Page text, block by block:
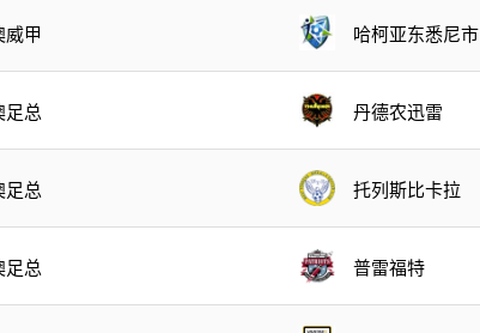
威甲 哈柯亚东悉尼市
足总 丹德农迅雷
足总 托列斯比卡拉
足总 普雷福特